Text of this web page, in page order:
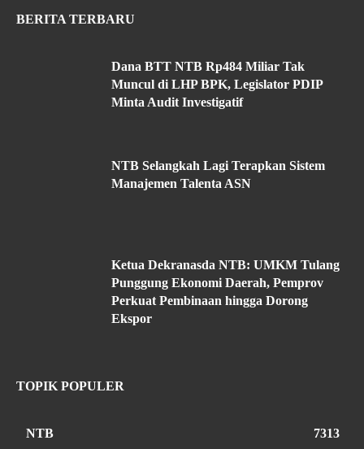
BERITA TERBARU
Dana BTT NTB Rp484 Miliar Tak
Muncul di LHP BPK, Legislator PDIP
Minta Audit Investigatif
NTB Selangkah Lagi Terapkan Sistem
Manajemen Talenta ASN
Ketua Dekranasda NTB: UMKM Tulang
Punggung Ekonomi Daerah, Pemprov
Perkuat Pembinaan hingga Dorong
Ekspor
TOPIK POPULER
NTB 7313